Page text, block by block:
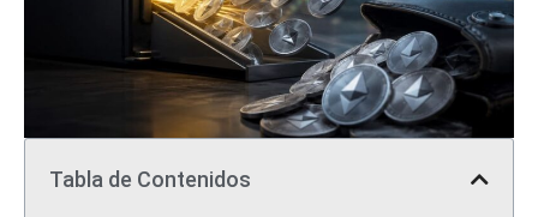
Tabla de Contenidos